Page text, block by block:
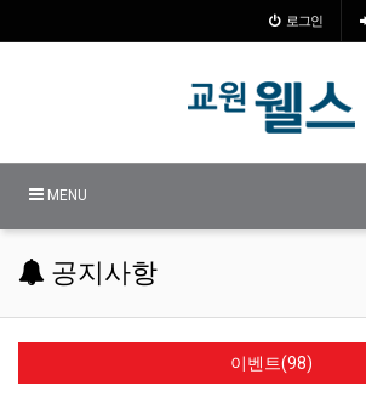
로그인
MENU
공지사항
이벤트(98)